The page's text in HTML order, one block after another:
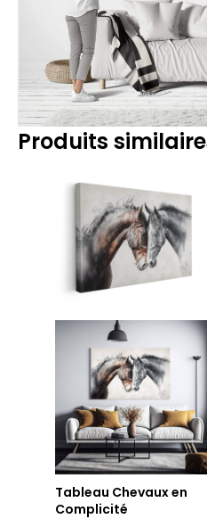
Produits
Tableau Chevaux en
Complicité
prix :
14.90€
à
219.90€